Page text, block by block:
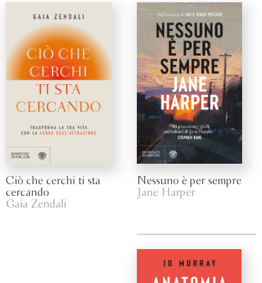
Ciò che cerchi ti sta
cercando
Gaia Zendali
Nessuno è per sempre
Jane Harper